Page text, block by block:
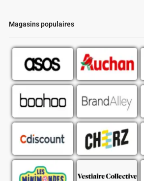
Magasins populaires